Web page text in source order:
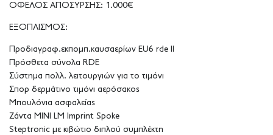
ΟΦΕΛΟΣ ΑΠΟΣΥΡΣΗΣ: 1.000€
ΕΞΟΠΛΙΣΜΟΣ:
Προδιαγραφ.εκπομπ.καυσαερίων EU6 rde II
Πρόσθετα σύνολα RDE
Σύστημα πολλ. λειτουργιών για το τιμόνι
Σπορ δερμάτινο τιμόνι αερόσακος
Μπουλόνια ασφαλείας
Ζάντα MINI LM Imprint Spoke
Steptronic με κιβώτιο διπλού συμπλέκτη